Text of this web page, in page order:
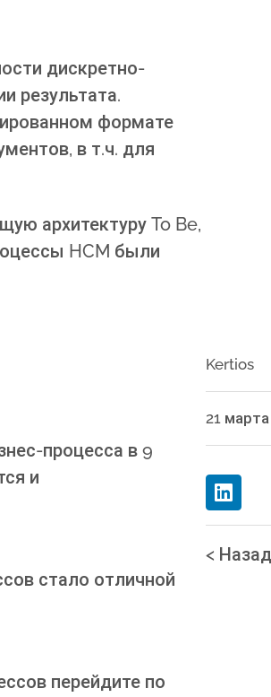
дискретно-
результата.
формате
в т.ч. для
архитектуру To Be,
HCM были
процесса в 9
и
стало отличной
перейдите по
Kertios
21
< Назад